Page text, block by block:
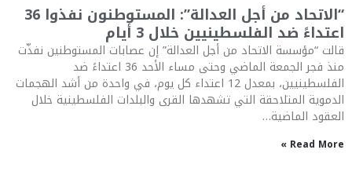
“الاتحاد من أجل العدالة”: المستوطنون نفذوا 36
اعتداءً ضد الفلسطينيين خلال 3 أيام
قالت “مؤسسة الاتحاد من أجل العدالة” إن عصابات المستوطنين نفذّت
منذ فجر الجمعة الماضي وحتى مساء الأحد 36 اعتداءً ضد
الفلسطينيين، بمعدل 12 اعتداء كل يوم، في واحدة من أشد الهجمات
الدموية المتلاحقة التي تشهدها القرى والبلدات الفلسطينية خلال
العقود الماضية…
Read More »